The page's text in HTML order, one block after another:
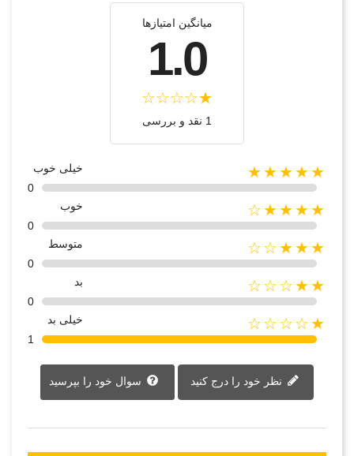
میانگین امتیازها
1.0
1 نقد و بررسی
★★★★★
خیلی خوب
0
★★★★☆
خوب
0
★★★☆☆
متوسط
0
★★☆☆☆
بد
0
★☆☆☆☆
خیلی بد
1
سوال خود را بپرسید